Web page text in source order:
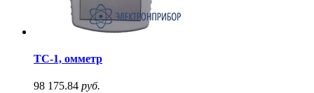
ТС-1, омметр
98 175.84 руб.